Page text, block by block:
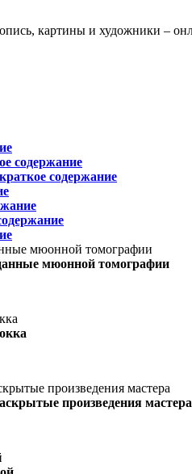
содержание
содержание
мюонной томографии
произведения мастера